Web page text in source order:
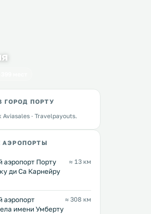
ГОРОД ПОРТУ
Aviasales · Travelpayouts.
Порту
ди Са Карнейру
≈ 13 км
аэропорт
имени Умберту
≈ 308 км